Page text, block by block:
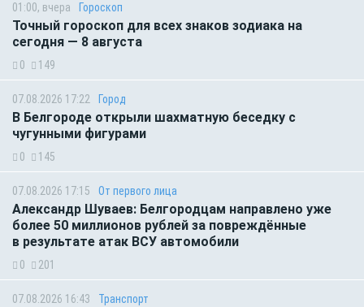
01:00, вчера Гороскоп
Точный гороскоп для всех знаков зодиака на
сегодня — 8 августа
0 149
07.08.2026 17:22 Город
В Белгороде открыли шахматную беседку с
чугунными фигурами
0 145
07.08.2026 17:15 От первого лица
Александр Шуваев: Белгородцам направлено уже
более 50 миллионов рублей за повреждённые
в результате атак ВСУ автомобили
0 201
07.08.2026 16:43 Транспорт